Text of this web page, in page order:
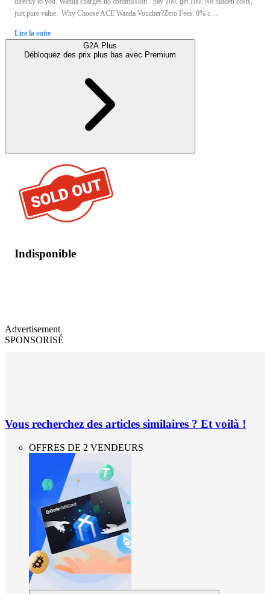
just pure value. Why Choose ACE Wanda Voucher?Zero Fees: 0% c ...
Lire la suite
G2A Plus
Débloquez des prix plus bas avec Premium
Indisponible
Advertisement
SPONSORISÉ
Vous recherchez des articles similaires ? Et voilà !
OFFRES DE 2 VENDEURS